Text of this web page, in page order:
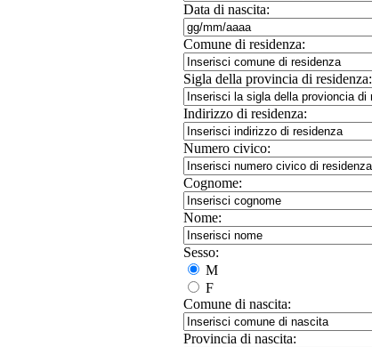
Data di nascita:
Comune di residenza:
Sigla della provincia di residenza:
Indirizzo di residenza:
Numero civico:
Cognome:
Nome:
Sesso:
M
F
Comune di nascita:
Provincia di nascita: